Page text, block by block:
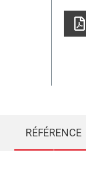
RÉFÉRENCE